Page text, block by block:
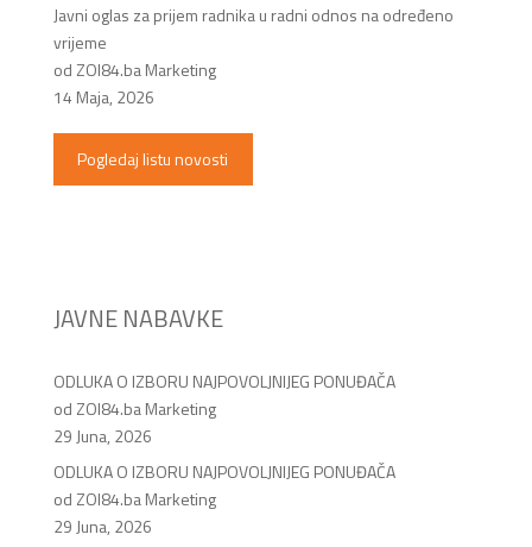
Javni oglas za prijem radnika u radni odnos na određeno
vrijeme
od ZOI84.ba Marketing
14 Maja, 2026
Pogledaj listu novosti
JAVNE NABAVKE
ODLUKA O IZBORU NAJPOVOLJNIJEG PONUĐAČA
od ZOI84.ba Marketing
29 Juna, 2026
ODLUKA O IZBORU NAJPOVOLJNIJEG PONUĐAČA
od ZOI84.ba Marketing
29 Juna, 2026